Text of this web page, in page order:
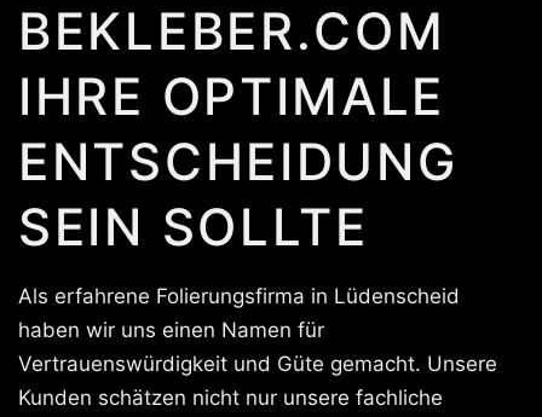
BEKLEBER.COM
IHRE OPTIMALE
ENTSCHEIDUNG
SEIN SOLLTE
Als erfahrene Folierungsfirma in Lüdenscheid
haben wir uns einen Namen für
Vertrauenswürdigkeit und Güte gemacht. Unsere
Kunden schätzen nicht nur unsere fachliche